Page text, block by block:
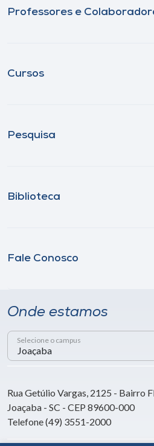
Professores e
Cursos
Pesquisa
Biblioteca
Fale Conosco
Onde estamos
Selecione o campus
Rua Getúlio Vargas, 2125 - Bairro
Joaçaba - SC - CEP 89600-000
Telefone (49) 3551-2000